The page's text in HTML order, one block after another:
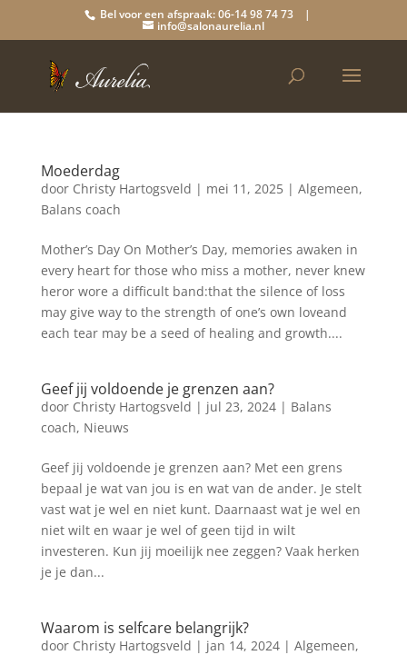
Bel voor een afspraak: 06-14 98 74 73 |
info@salonaurelia.nl
Moederdag
door Christy Hartogsveld | mei 11, 2025| Algemeen,
Balans coach
Mother’s Day On Mother’s Day, memories awaken in
every heart for those who miss a mother, never knew
heror wore a difficult band:that the silence of loss
may give way to the strength of one’s own loveand
each tear may be a seed of healing and growth....
Geef jij voldoende je grenzen aan?
door Christy Hartogsveld | jul 23, 2024| Balans
coach, Nieuws
Geef jij voldoende je grenzen aan? Met een grens
bepaal je wat van jou is en wat van de ander. Je stelt
vast wat je wel en niet kunt. Daarnaast wat je wel en
niet wilt en waar je wel of geen tijd in wilt
investeren. Kun jij moeilijk nee zeggen? Vaak herken
je je dan...
Waarom is selfcare belangrijk?
door Christy Hartogsveld | jan 14, 2024| Algemeen,